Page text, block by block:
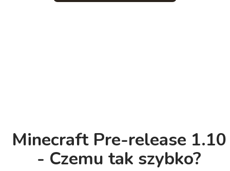
Minecraft Pre-release 1.10
- Czemu tak szybko?